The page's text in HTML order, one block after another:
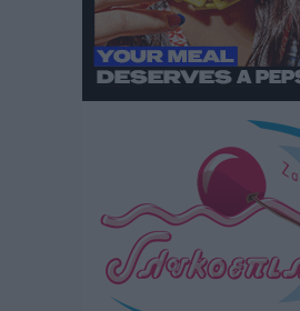
Τοπικές Ειδήσεις• πριν 8 ώρες
Ρόδος: «Βουλιάζει» από
επιβάτες και 55 κρουαζιερόπλοια
Γ’ Εθνική Κατηγορία: Οι
αγωνιστικών της κανονικής
πριν 13 ώρες
Συνελήφθησαν δύο άτομα στην